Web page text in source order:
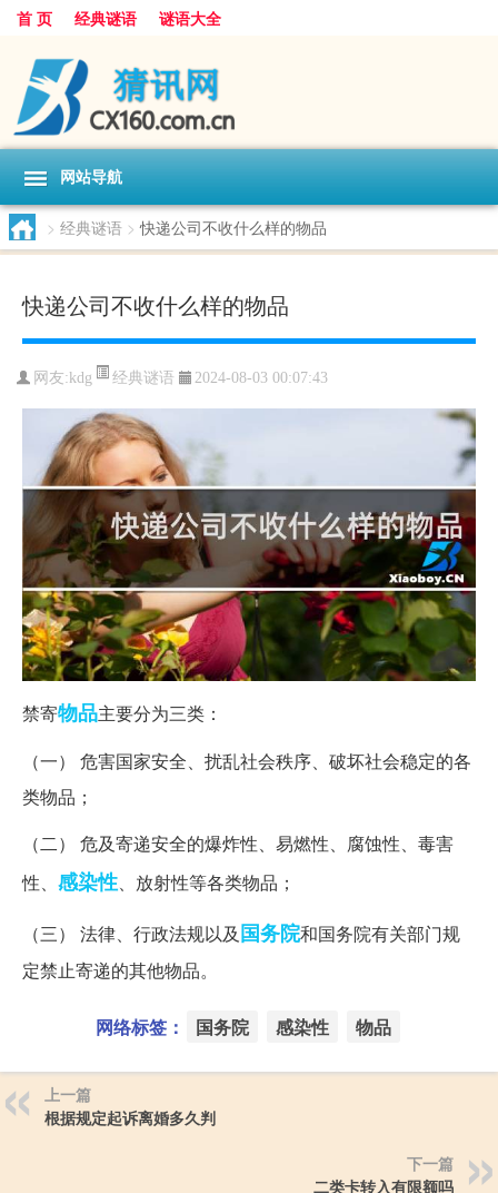
首 页 经典谜语 谜语大全
网站导航
> 经典谜语 > 快递公司不收什么样的物品
快递公司不收什么样的物品
网友: kdg 经典谜语 2024-08-03 00:07:43
禁寄物品主要分为三类：
（一） 危害国家安全、扰乱社会秩序、破坏社会稳定的各
类物品；
（二） 危及寄递安全的爆炸性、易燃性、腐蚀性、毒害
性、 感染性、放射性等各类物品；
（三） 法律、行政法规以及国务院和国务院有关部门规
定禁止寄递的其他物品。
网络标签： 国务院 感染性 物品
上一篇
根据规定起诉离婚多久判
下一篇
二类卡转入有限额吗